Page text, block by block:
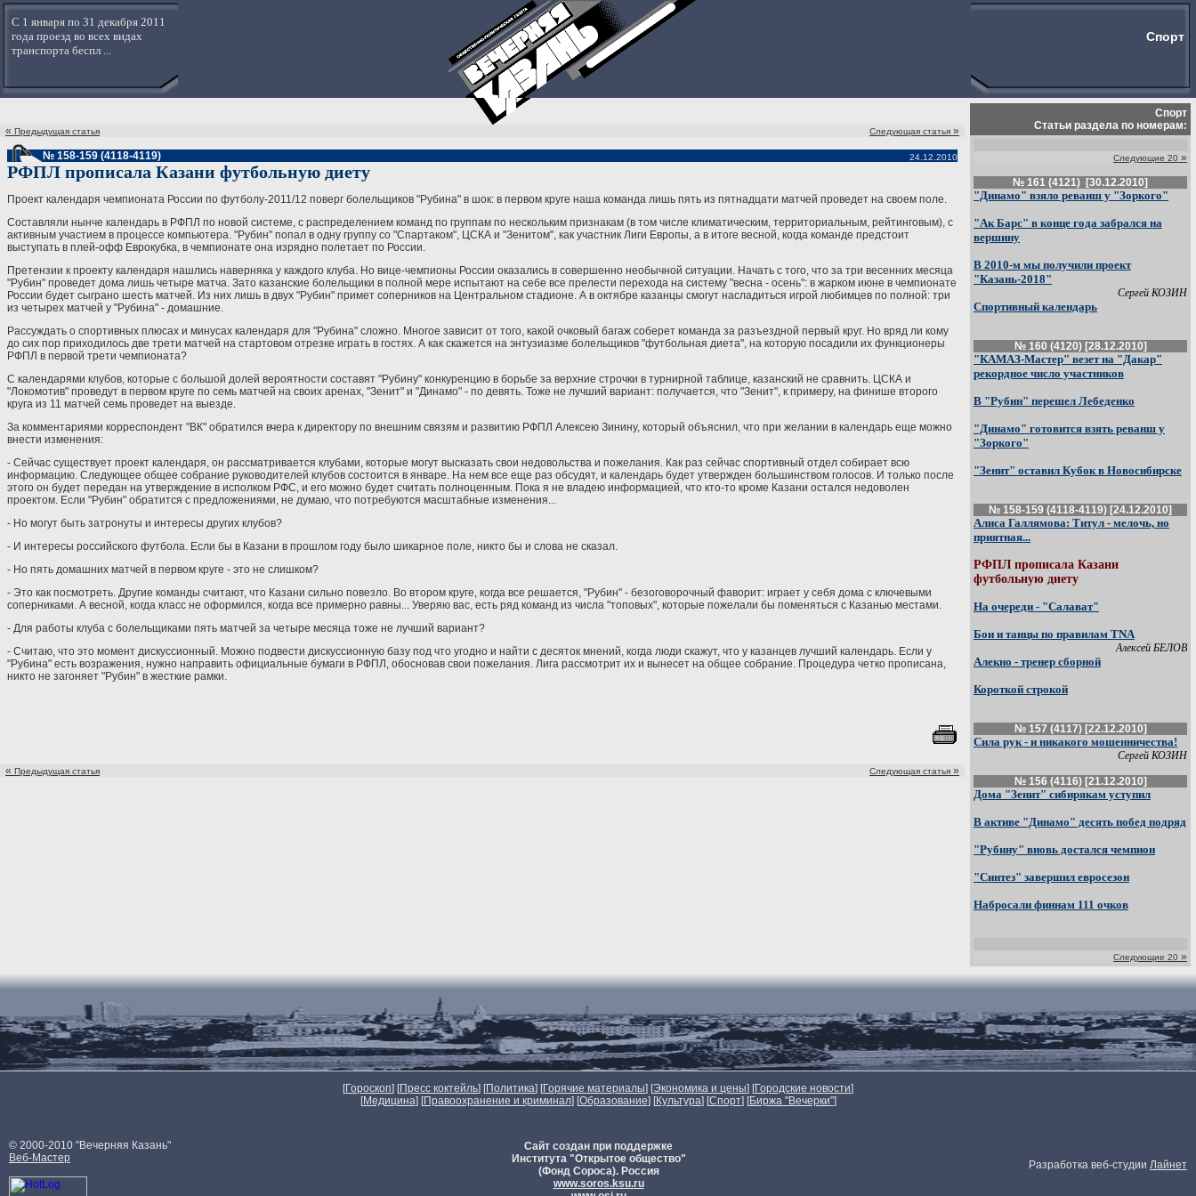
С 1 января по 31 декабря 2011
года проезд во всех видах
транспорта беспл ...
Спорт
« Предыдущая статья Следующая статья »
№ 158-159 (4118-4119)
24.12.2010
РФПЛ прописала Казани футбольную диету
Проект календаря чемпионата России по футболу-2011/12 поверг болельщиков "Рубина" в шок: в первом круге наша команда лишь пять из пятнадцати матчей проведет на своем поле.
Составляли нынче календарь в РФПЛ по новой системе, с распределением команд по группам по нескольким признакам (в том числе климатическим, территориальным, рейтинговым), с
активным участием в процессе компьютера. "Рубин" попал в одну группу со "Спартаком", ЦСКА и "Зенитом", как участник Лиги Европы, а в итоге весной, когда команде предстоит
выступать в плей-офф Еврокубка, в чемпионате она изрядно полетает по России.
Претензии к проекту календаря нашлись наверняка у каждого клуба. Но вице-чемпионы России оказались в совершенно необычной ситуации. Начать с того, что за три весенних месяца
"Рубин" проведет дома лишь четыре матча. Зато казанские болельщики в полной мере испытают на себе все прелести перехода на систему "весна - осень": в жарком июне в чемпионате
России будет сыграно шесть матчей. Из них лишь в двух "Рубин" примет соперников на Центральном стадионе. А в октябре казанцы смогут насладиться игрой любимцев по полной: три
из четырех матчей у "Рубина" - домашние.
Рассуждать о спортивных плюсах и минусах календаря для "Рубина" сложно. Многое зависит от того, какой очковый багаж соберет команда за разъездной первый круг. Но вряд ли кому
до сих пор приходилось две трети матчей на стартовом отрезке играть в гостях. А как скажется на энтузиазме болельщиков "футбольная диета", на которую посадили их функционеры
РФПЛ в первой трети чемпионата?
C календарями клубов, которые с большой долей вероятности составят "Рубину" конкуренцию в борьбе за верхние строчки в турнирной таблице, казанский не сравнить. ЦСКА и
"Локомотив" проведут в первом круге по семь матчей на своих аренах, "Зенит" и "Динамо" - по девять. Тоже не лучший вариант: получается, что "Зенит", к примеру, на финише второго
круга из 11 матчей семь проведет на выезде.
За комментариями корреспондент "ВК" обратился вчера к директору по внешним связям и развитию РФПЛ Алексею Зинину, который объяснил, что при желании в календарь еще можно
внести изменения:
- Сейчас существует проект календаря, он рассматривается клубами, которые могут высказать свои недовольства и пожелания. Как раз сейчас спортивный отдел собирает всю
информацию. Следующее общее собрание руководителей клубов состоится в январе. На нем все еще раз обсудят, и календарь будет утвержден большинством голосов. И только после
этого он будет передан на утверждение в исполком РФС, и его можно будет считать полноценным. Пока я не владею информацией, что кто-то кроме Казани остался недоволен
проектом. Если "Рубин" обратится с предложениями, не думаю, что потребуются масштабные изменения...
- Но могут быть затронуты и интересы других клубов?
- И интересы российского футбола. Если бы в Казани в прошлом году было шикарное поле, никто бы и слова не сказал.
- Но пять домашних матчей в первом круге - это не слишком?
- Это как посмотреть. Другие команды считают, что Казани сильно повезло. Во втором круге, когда все решается, "Рубин" - безоговорочный фаворит: играет у себя дома с ключевыми
соперниками. А весной, когда класс не оформился, когда все примерно равны... Уверяю вас, есть ряд команд из числа "топовых", которые пожелали бы поменяться с Казанью местами.
- Для работы клуба с болельщиками пять матчей за четыре месяца тоже не лучший вариант?
- Считаю, что это момент дискуссионный. Можно подвести дискуссионную базу под что угодно и найти с десяток мнений, когда люди скажут, что у казанцев лучший календарь. Если у
"Рубина" есть возражения, нужно направить официальные бумаги в РФПЛ, обосновав свои пожелания. Лига рассмотрит их и вынесет на общее собрание. Процедура четко прописана,
никто не загоняет "Рубин" в жесткие рамки.
« Предыдущая статья Следующая статья »
Спорт
Статьи раздела по номерам:
Следующие 20 »
№ 161 (4121) [30.12.2010]
"Динамо" взяло реванш у "Зоркого"
"Ак Барс" в конце года забрался на
вершину
В 2010-м мы получили проект
"Казань-2018"
Сергей КОЗИН
Спортивный календарь
№ 160 (4120) [28.12.2010]
"КАМАЗ-Мастер" везет на "Дакар"
рекордное число участников
В "Рубин" перешел Лебеденко
"Динамо" готовится взять реванш у
"Зоркого"
"Зенит" оставил Кубок в Новосибирске
№ 158-159 (4118-4119) [24.12.2010]
Алиса Галлямова: Титул - мелочь, но
приятная...
РФПЛ прописала Казани
футбольную диету
На очереди - "Салават"
Бои и танцы по правилам TNA
Алексей БЕЛОВ
Алекно - тренер сборной
Короткой строкой
№ 157 (4117) [22.12.2010]
Сила рук - и никакого мошенничества!
Сергей КОЗИН
№ 156 (4116) [21.12.2010]
Дома "Зенит" сибирякам уступил
В активе "Динамо" десять побед подряд
"Рубину" вновь достался чемпион
"Синтез" завершил евросезон
Набросали финнам 111 очков
Следующие 20 »
[Гороскоп] [Пресс коктейль] [Политика] [Горячие материалы] [Экономика и цены] [Городские новости]
[Медицина] [Правоохранение и криминал] [Образование] [Культура] [Спорт] [Биржа "Вечерки"]
© 2000-2010 "Вечерняя Казань"
Веб-Мастер
Сайт создан при поддержке
Института "Открытое общество"
(Фонд Сороса). Россия
www.soros.ksu.ru
Разработка веб-студии Лайнет